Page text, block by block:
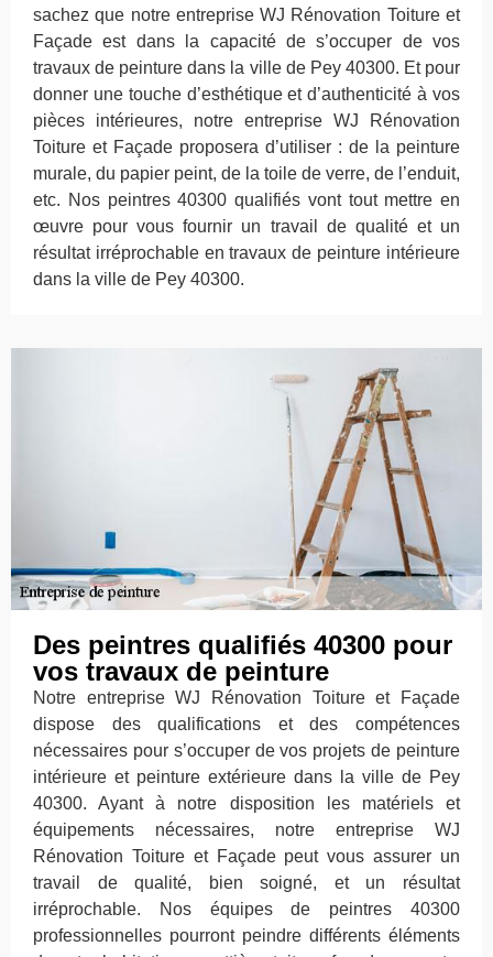
sachez que notre entreprise WJ Rénovation Toiture et
Façade est dans la capacité de s’occuper de vos
travaux de peinture dans la ville de Pey 40300. Et pour
donner une touche d’esthétique et d’authenticité à vos
pièces intérieures, notre entreprise WJ Rénovation
Toiture et Façade proposera d’utiliser : de la peinture
murale, du papier peint, de la toile de verre, de l’enduit,
etc. Nos peintres 40300 qualifiés vont tout mettre en
œuvre pour vous fournir un travail de qualité et un
résultat irréprochable en travaux de peinture intérieure
dans la ville de Pey 40300.
Des peintres qualifiés 40300 pour
vos travaux de peinture
Notre entreprise WJ Rénovation Toiture et Façade
dispose des qualifications et des compétences
nécessaires pour s’occuper de vos projets de peinture
intérieure et peinture extérieure dans la ville de Pey
40300. Ayant à notre disposition les matériels et
équipements nécessaires, notre entreprise WJ
Rénovation Toiture et Façade peut vous assurer un
travail de qualité, bien soigné, et un résultat
irréprochable. Nos équipes de peintres 40300
professionnelles pourront peindre différents éléments